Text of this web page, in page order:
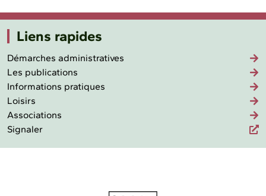
Liens rapides
Démarches administratives
Les publications
Informations pratiques
Loisirs
Associations
Signaler